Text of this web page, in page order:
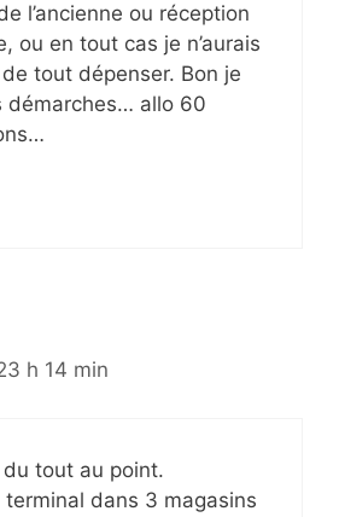
l’ancienne ou réception
ou en tout cas je n’aurais
tout dépenser. Bon je
démarches… allo 60
h 14 min
tout au point.
terminal dans 3 magasins